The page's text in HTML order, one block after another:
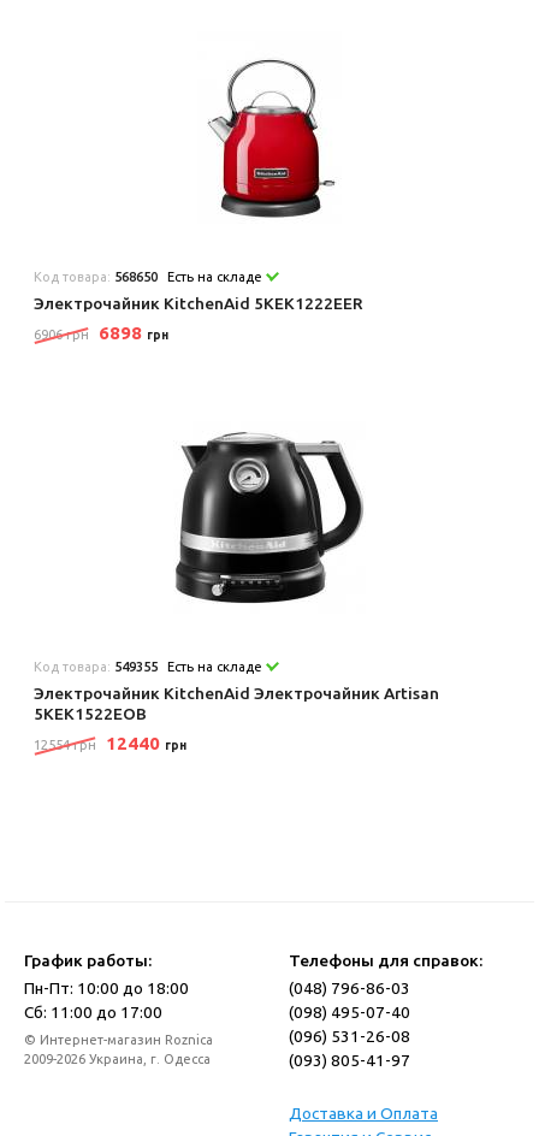
Код товара: 568650 Есть на складе
Электрочайник KitchenAid 5KEK1222EER
6906 грн 6898 грн
Код товара: 549355 Есть на складе
Электрочайник KitchenAid Электрочайник Artisan
5KEK1522EOB
12554 грн 12440 грн
График работы:
Пн-Пт: 10:00 до 18:00
Сб: 11:00 до 17:00
© Интернет-магазин Roznica
2009-2026 Украина, г. Одесса
Телефоны для справок:
(048) 796-86-03
(098) 495-07-40
(096) 531-26-08
(093) 805-41-97
Доставка и Оплата